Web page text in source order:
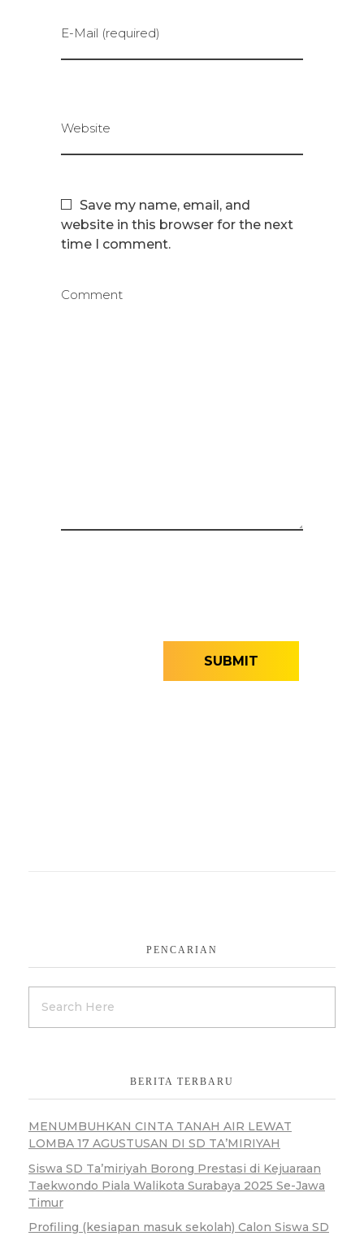
E-Mail (required)
Website
Save my name, email, and
website in this browser for the next
time I comment.
Comment
PENCARIAN
BERITA TERBARU
MENUMBUHKAN CINTA TANAH AIR LEWAT
LOMBA 17 AGUSTUSAN DI SD TA’MIRIYAH
Siswa SD Ta’miriyah Borong Prestasi di Kejuaraan
Taekwondo Piala Walikota Surabaya 2025 Se-Jawa
Timur
Profiling (kesiapan masuk sekolah) Calon Siswa SD